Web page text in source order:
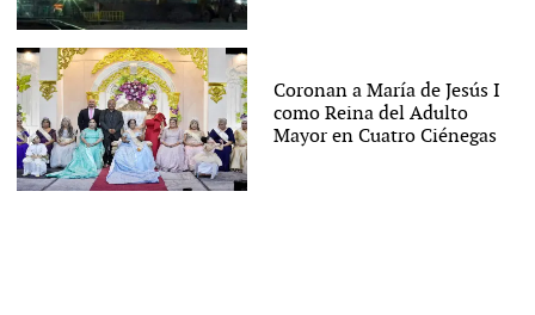
Coronan a María de Jesús I
como Reina del Adulto
Mayor en Cuatro Ciénegas